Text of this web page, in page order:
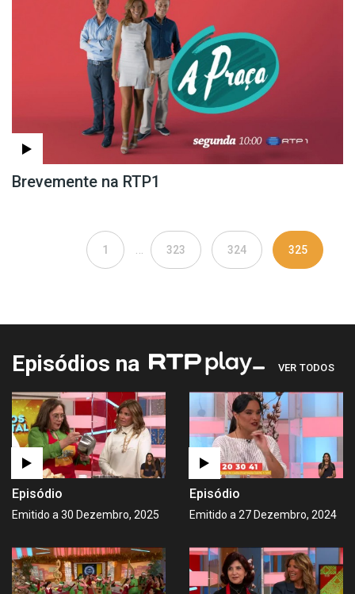
Brevemente na RTP1
1 … 323 324 325
Episódios na VER TODOS
Episódio
Emitido a 30 Dezembro, 2025
Episódio
Emitido a 27 Dezembro, 2024